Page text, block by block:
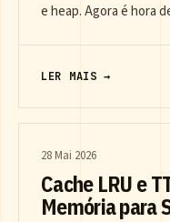
e heap. Agora é hora
LER MAIS →
28 Mai 2026
Cache LRU e
Memória para